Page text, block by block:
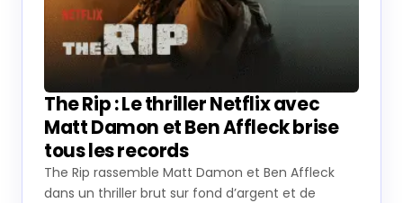
The Rip : Le thriller Netflix avec
Matt Damon et Ben Affleck brise
tous les records
The Rip rassemble Matt Damon et Ben Affleck
dans un thriller brut sur fond d’argent et de